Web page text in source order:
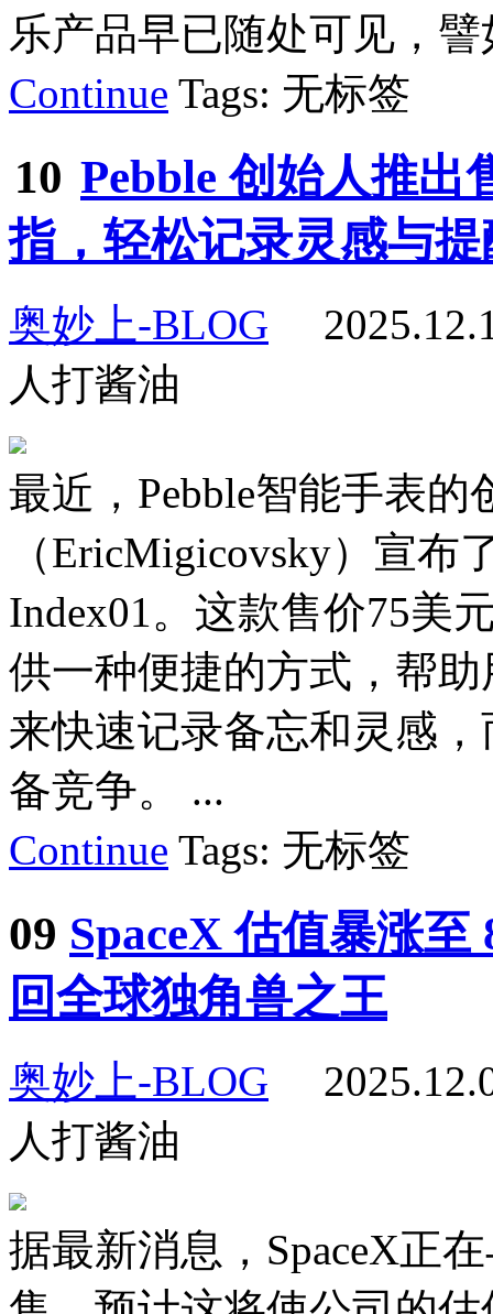
乐产品早已随处可见，
Continue Tags: 无标签
10 Pebble 创始人推出
指，轻松记录灵感与提
奥妙上-BLOG
人打酱油
最近，Pebble智能手表
（EricMigicovsky）宣
Index01。这款售价75美
供一种便捷的方式，帮
来快速记录备忘和灵感
备竞争。 ...
Continue Tags: 无标签
09 SpaceX 估值暴涨
回全球独角兽之王
奥妙上-BLOG
人打酱油
据最新消息，SpaceX正